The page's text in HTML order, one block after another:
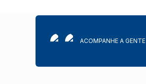
ACOMPANHE A GENTE